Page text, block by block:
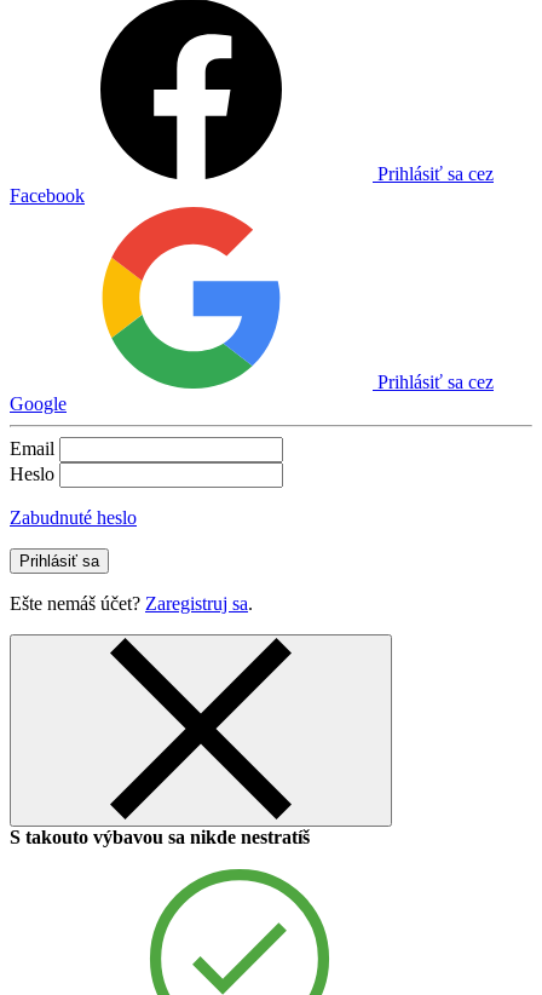
Prihlásiť sa cez
Facebook
Prihlásiť sa cez
Google
Email
Heslo
Zabudnuté heslo
Prihlásiť sa
Ešte nemáš účet? Zaregistruj sa.
S takouto výbavou sa nikde nestratíš